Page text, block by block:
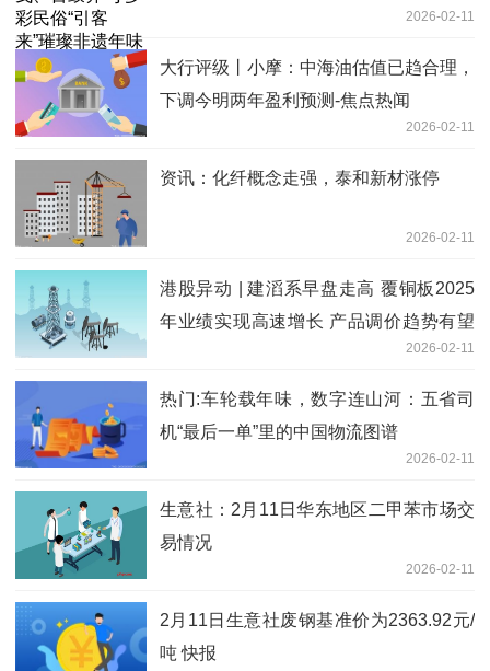
2026-02-11
大行评级丨小摩：中海油估值已趋合理，
下调今明两年盈利预测-焦点热闻
2026-02-11
资讯：化纤概念走强，泰和新材涨停
2026-02-11
港股异动 | 建滔系早盘走高 覆铜板2025
年业绩实现高速增长 产品调价趋势有望
2026-02-11
热门:车轮载年味，数字连山河：五省司
机“最后一单”里的中国物流图谱
2026-02-11
生意社：2月11日华东地区二甲苯市场交
易情况
2026-02-11
2月11日生意社废钢基准价为2363.92元/
吨 快报